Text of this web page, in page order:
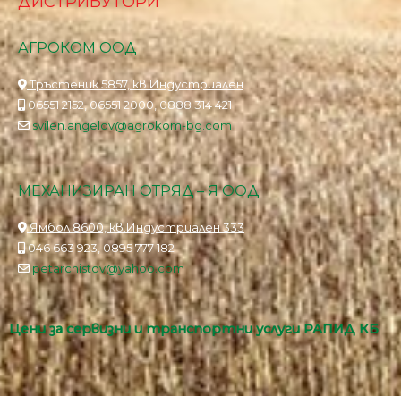
АГРОКОМ ООД
Тръстеник 5857, кв.Индустриален
06551 2152, 06551 2000, 0888 314 421
svilen.angelov@agrokom-bg.com
МЕХАНИЗИРАН ОТРЯД – Я ООД
Ямбол 8600, кв.Индустриален 333
046 663 923, 0895 777 182
petarchistov@yahoo.com
Цени за сервизни и транспортни услуги РАПИД КБ